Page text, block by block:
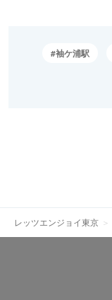
袖ケ浦駅
レッツエンジョイ東京